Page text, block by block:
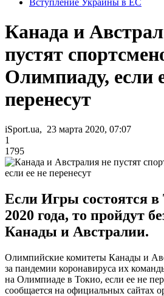
Вступление Украины в ЕС
Канада и
пустят
Олимпиаду, если
перенесут
iSport.ua, 23 марта 2020, 07:07
1
1795
Если Игры состоятся
2020 года, то пройдут
Канады и Австралии.
Олимпийские комитеты Канады и
за пандемии коронавируса их
на Олимпиаде в Токио, если ее не
сообщается на официальных сайтах